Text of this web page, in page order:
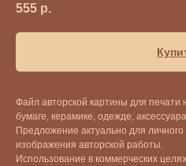
555 р.
Файл авторской картины для печати
бумаге, керамике, одежде,
Предложение актуально для
изображения авторской работы.
Использование в коммерческих